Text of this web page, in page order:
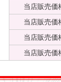
当店販売価
当店販売価
当店販売価
当店販売価